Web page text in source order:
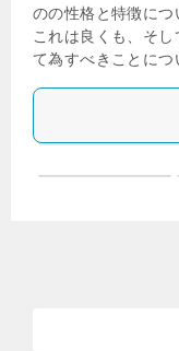
のの性格と特徴につ
これは良くも、そ
て為すべきことにつ